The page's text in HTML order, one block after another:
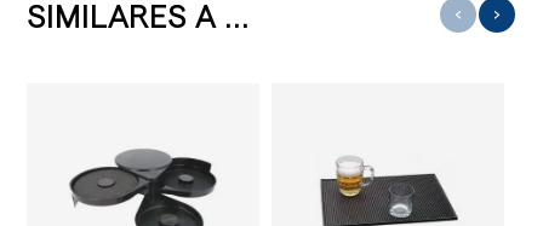
SIMILARES A ... ‹ ›